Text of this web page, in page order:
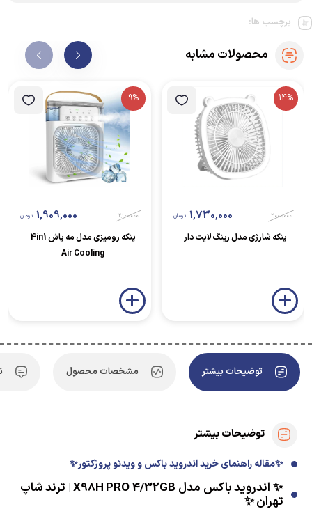
برچسب ها:
محصولات مشابه
14%
2,000,000
1,730,000 تومان
پنکه شارژی مدل رینگ لایت دار
9%
2,100,000
1,909,000 تومان
پنکه رومیزی مدل مه پاش 4in1
Air Cooling
توضیحات بیشتر مشخصات محصول
توضیحات بیشتر
✨مقاله راهنمای خرید اندروید باکس و ویدئو پروژکتور✨
✨ اندروید باکس مدل X98H PRO 4/32GB | ترند شاپ
تهران ✨